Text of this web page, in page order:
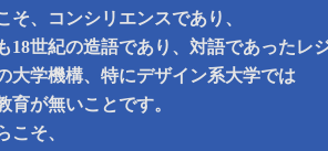
そ、コンシリエンスであり、
18世紀の造語であり、対語であったレ
大学機構、特にデザイン系大学では
育が無いことです。
こそ、